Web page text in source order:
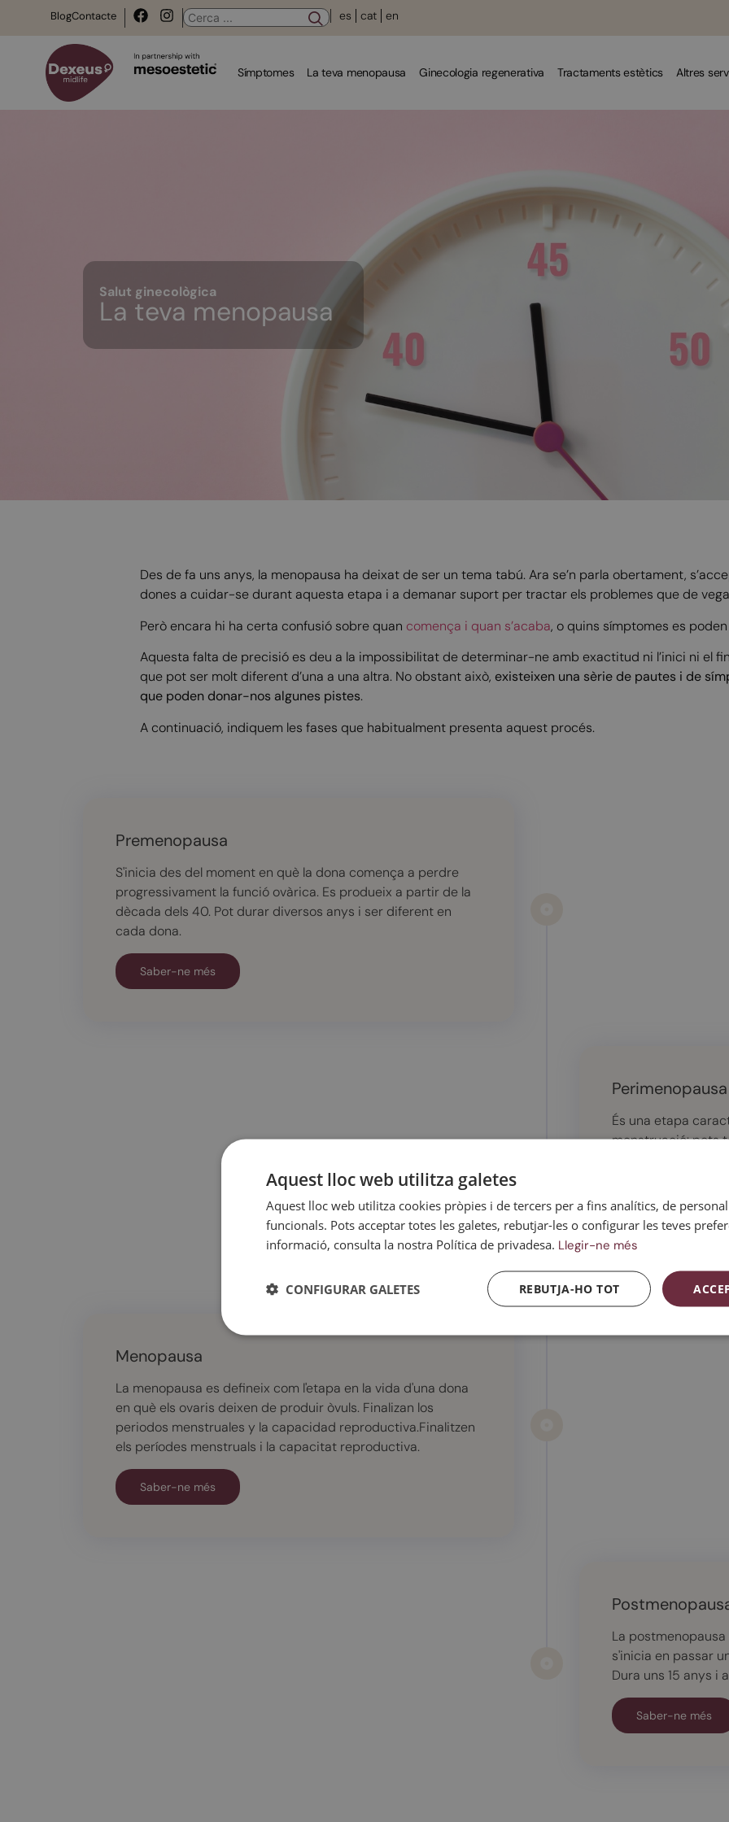
BlogContacte es cat en
Símptomes La teva menopausa Ginecologia regenerativa Tractaments estètics Altres
Salut ginecològica
La teva menopausa
Des de fa uns anys, la menopausa ha deixat de ser un tema tabú. Ara se’n parla obertament,
dones a cuidar-se durant aquesta etapa i a demanar suport per tractar els problemes que de
Però encara hi ha certa confusió sobre quan comença i quan s’acaba, o quins símptomes es
Aquesta falta de precisió es deu a la impossibilitat de determinar-ne amb exactitud ni l’inici ni el
que pot ser molt diferent d’una a una altra. No obstant això, existeixen una sèrie de pautes i de
que poden donar-nos algunes pistes.
A continuació, indiquem les fases que habitualment presenta aquest procés.
Premenopausa
S'inicia des del moment en què la dona comença a perdre
progressivament la funció ovàrica. Es produeix a partir de la
dècada dels 40. Pot durar diversos anys i ser diferent en
cada dona.
Saber-ne més
Perimenopausa
És una etapa
menstruació: pots
períodes sense i
anys, i és
per manca
Menopausa
La menopausa es defineix com l'etapa en la vida d'una dona
en què els ovaris deixen de produir òvuls. Finalizan los
periodos menstruales y la capacidad reproductiva.Finalitzen
els períodes menstruals i la capacitat reproductiva.
Saber-ne més
La
s'inicia en passar
Dura uns 15 anys i
Saber-ne més
Aquest lloc web utilitza galetes
Aquest lloc web utilitza cookies pròpies i de tercers per a fins analítics, de
funcionals. Pots acceptar totes les galetes, rebutjar-les o configurar les teves
informació, consulta la nostra Política de privadesa. Llegir-ne més
REBUTJA-HO TOT
CONFIGURAR GALETES